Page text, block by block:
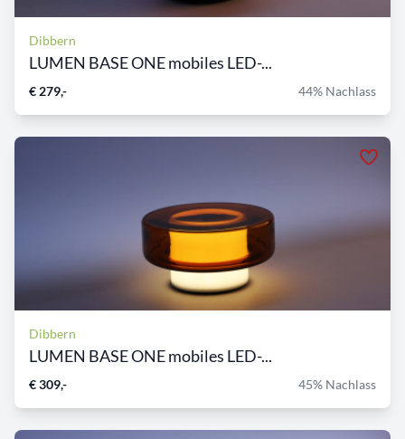
Dibbern
LUMEN BASE ONE mobiles LED-...
€ 279,- 44% Nachlass
Dibbern
LUMEN BASE ONE mobiles LED-...
€ 309,- 45% Nachlass